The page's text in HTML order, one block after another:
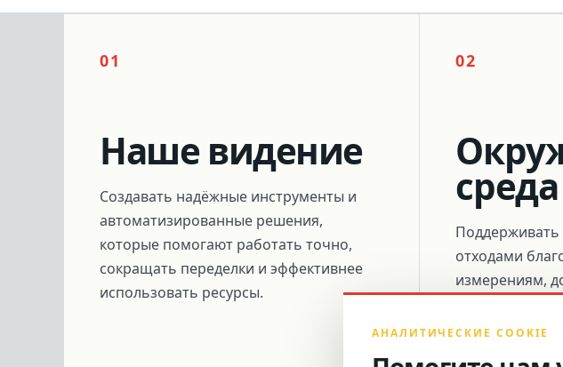
01
Наше видение
Создавать надёжные инструменты и
автоматизированные решения,
которые помогают работать точно,
сокращать переделки и эффективнее
использовать ресурсы.
02
среда
отходами
измерениям,
АНАЛИТИЧЕСКИЕ COOKIE